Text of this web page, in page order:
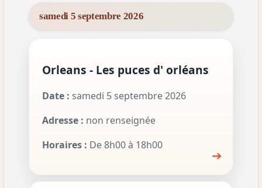
samedi 5 septembre 2026
Orleans - Les puces d' orléans
Date : samedi 5 septembre 2026
Adresse : non renseignée
Horaires : De 8h00 à 18h00
➔